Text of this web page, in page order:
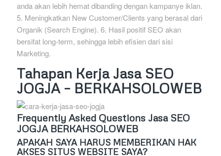
anda akan lebih hemat dibanding dengan kampanye iklan.
5. Meningkatkan New Customer/Clients yang berasal dari
Organik (Search Engine). 6. Hasil positif SEO akan
bersifat long-term, sehingga lebih efisien dari sisi
Marketing.
Tahapan Kerja Jasa SEO
JOGJA – BERKAHSOLOWEB
Frequently Asked Questions Jasa SEO
JOGJA BERKAHSOLOWEB
APAKAH SAYA HARUS MEMBERIKAN HAK
AKSES SITUS WEBSITE SAYA?